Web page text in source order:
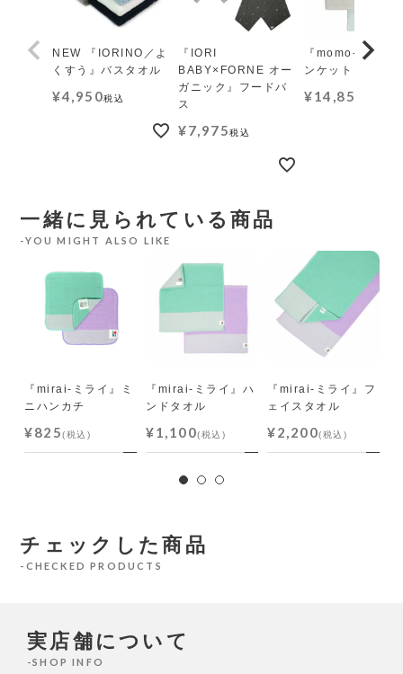
NEW 『IORINO／よ
くすう』バスタオル
¥4,950税込
『IORI
BABY×FORNE オー
ガニック』フードバ
ス
¥7,975税込
『momo-モモ』
ンケット レギュ
¥14,850
一緒に見られている商品
YOU MIGHT ALSO LIKE
『mirai-ミライ』ミ
ニハンカチ
¥825(税込)
『mirai-ミライ』ハ
ンドタオル
¥1,100(税込)
『mirai-ミライ』フ
ェイスタオル
¥2,200(税込)
チェックした商品
CHECKED PRODUCTS
実店舗について
SHOP INFO